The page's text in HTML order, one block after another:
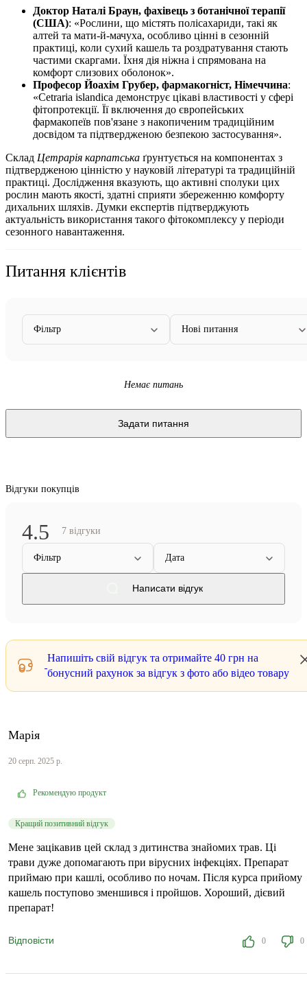
Доктор Наталі Браун, фахівець з ботанічної терапії
(США): «Рослини, що містять полісахариди, такі як
алтей та мати-й-мачуха, особливо цінні в сезонній
практиці, коли сухий кашель та роздратування стають
частими скаргами. Їхня дія ніжна і спрямована на
комфорт слизових оболонок».
Професор Йоахім Грубер, фармакогніст, Німеччина:
«Cetraria islandica демонструє цікаві властивості у сфері
фітопротекції. Її включення до європейських
фармакопеїв пов'язане з накопиченим традиційним
досвідом та підтвердженою безпекою застосування».
Склад Цетрарія карпатська ґрунтується на компонентах з
підтвердженою цінністю у науковій літературі та традиційній
практиці. Дослідження вказують, що активні сполуки цих
рослин мають якості, здатні сприяти збереженню комфорту
дихальних шляхів. Думки експертів підтверджують
актуальність використання такого фітокомплексу у періоди
сезонного навантаження.
Питання клієнтів
Фільтр Нові питання
Немає питань
Задати питання
Відгуки покупців
4.5 7 відгуки
Фільтр Дата
Написати відгук
Напишіть свій відгук та отримайте 40 грн на
бонусний рахунок за відгук з фото або відео товару
Марія
20 серп. 2025 р.
Рекомендую продукт
Кращий позитивний відгук
Мене зацікавив цей склад з дитинства знайомих трав. Ці
трави дуже допомагають при вірусних інфекціях. Препарат
приймаю при кашлі, особливо по ночам. Після курса прийому
кашель поступово зменшився і пройшов. Хороший, дієвий
препарат!
Відповісти 0 0